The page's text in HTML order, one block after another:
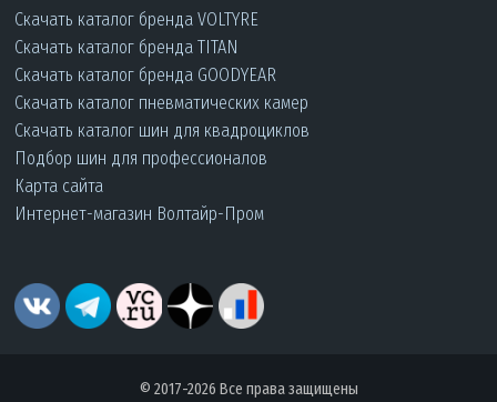
Скачать каталог бренда VOLTYRE
Скачать каталог бренда TITAN
Скачать каталог бренда GOODYEAR
Скачать каталог пневматических камер
Скачать каталог шин для квадроциклов
Подбор шин для профессионалов
Карта сайта
Интернет-магазин Волтайр-Пром
© 2017-2026 Все права защищены